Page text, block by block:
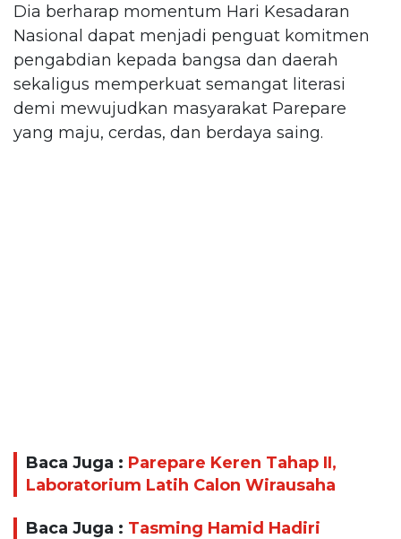
Dia berharap momentum Hari Kesadaran
Nasional dapat menjadi penguat komitmen
pengabdian kepada bangsa dan daerah
sekaligus memperkuat semangat literasi
demi mewujudkan masyarakat Parepare
yang maju, cerdas, dan berdaya saing.
Baca Juga : Parepare Keren Tahap II,
Laboratorium Latih Calon Wirausaha
Baca Juga : Tasming Hamid Hadiri